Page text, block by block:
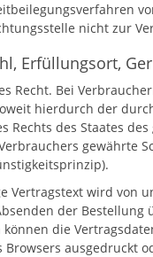
nicht zur
Erfüllungsort,
Recht. Bei
hierdurch der
Rechts des Staates
gewährte
Vertragstext wird von
der Bestellung
können die
Browsers ausgedruckt